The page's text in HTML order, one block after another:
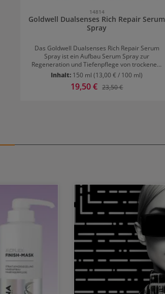
14814
Goldwell Dualsenses Rich Repair Serum
Spray
Das Goldwell Dualsenses Rich Repair Serum
Spray ist ein Aufbau Serum Spray zur
Regeneration und Tiefenpflege von trockenem
bis geschädigtem Haar. Das schwerelose Spray
sorgt umgehend für eine verbesserte
Kämmbarkeit weil das Haar entwirrt wird. Die
Inhalt: 150 ml(13,00 € / 100 ml)
Verkaufspreis:
19,50 € Regulärer Preis:
23,50 €